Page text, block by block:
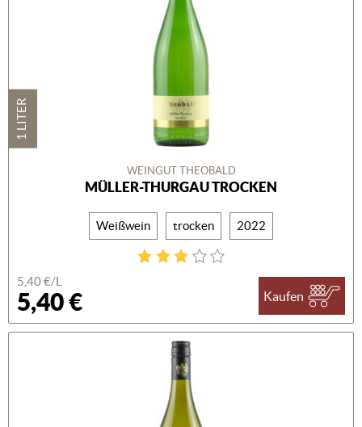
1 LITER
WEINGUT THEOBALD
MÜLLER-THURGAU TROCKEN
Weißwein trocken 2022
5,40 €/L
5,40 € Kaufen